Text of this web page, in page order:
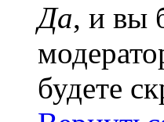
Да, и вы
будете